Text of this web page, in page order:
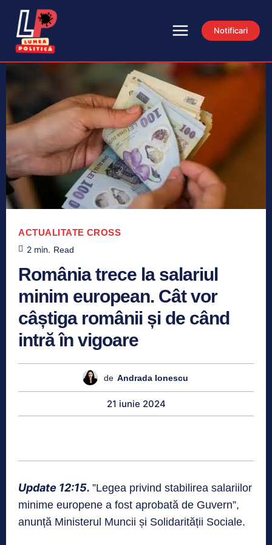
Notificari
ACTUALITATE CROSS
2 min. Read
România trece la salariul
minim european. Cât vor
câștiga românii și de când
intră în vigoare
de Andrada Ionescu
21 iunie 2024
Update 12:15. ”Legea privind stabilirea salariilor
minime europene a fost aprobată de Guvern”,
anunță Ministerul Muncii și Solidarității Sociale.